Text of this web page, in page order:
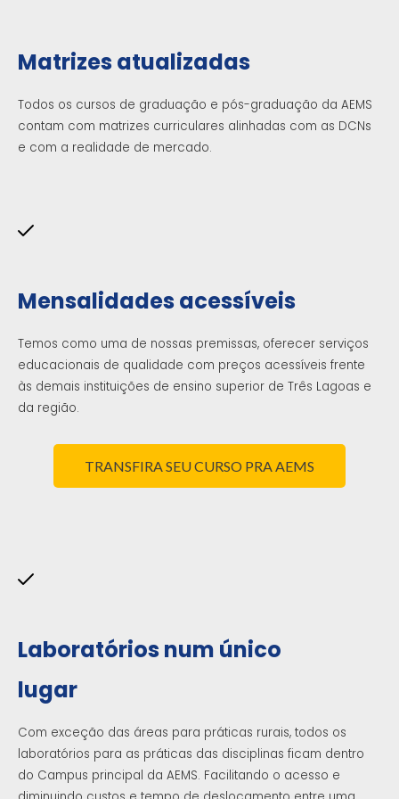
Matrizes atualizadas
Todos os cursos de graduação e pós-graduação da AEMS
contam com matrizes curriculares alinhadas com as DCNs
e com a realidade de mercado.
Mensalidades acessíveis
Temos como uma de nossas premissas, oferecer serviços
educacionais de qualidade com preços acessíveis frente
às demais instituições de ensino superior de Três Lagoas e
da região.
TRANSFIRA SEU CURSO PRA AEMS
Laboratórios num único
lugar
Com exceção das áreas para práticas rurais, todos os
laboratórios para as práticas das disciplinas ficam dentro
do Campus principal da AEMS. Facilitando o acesso e